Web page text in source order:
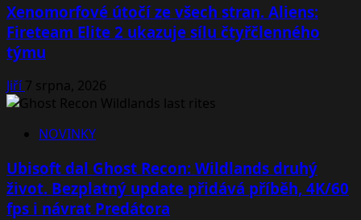
Xenomorfové útočí ze všech stran. Aliens:
Fireteam Elite 2 ukazuje sílu čtyřčlenného
týmu
Jiří7 srpna, 2026
NOVINKY
Ubisoft dal Ghost Recon: Wildlands druhý
život. Bezplatný update přidává příběh, 4K/60
fps i návrat Predátora